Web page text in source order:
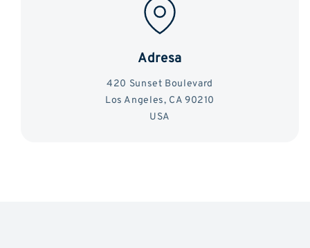
Adresa
420 Sunset Boulevard
Los Angeles, CA 90210
USA